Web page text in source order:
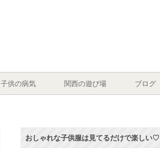
子供の病気 関西の遊び場 ブログ
おしゃれな子供服は見てるだけで楽しい♡